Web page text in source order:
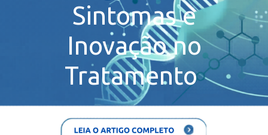
Sintomas e
Inovação no
Tratamento